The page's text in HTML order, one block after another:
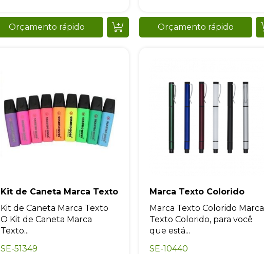
Orçamento rápido Orçamento rápido
Kit de Caneta Marca Texto
Kit de Caneta Marca Texto
O Kit de Caneta Marca
Texto...
SE-51349
Marca Texto Colorido
Marca Texto Colorido Marca
Texto Colorido, para você
que está...
SE-10440
marketing. Você pode alterar suas preferências a qualquer
momento.